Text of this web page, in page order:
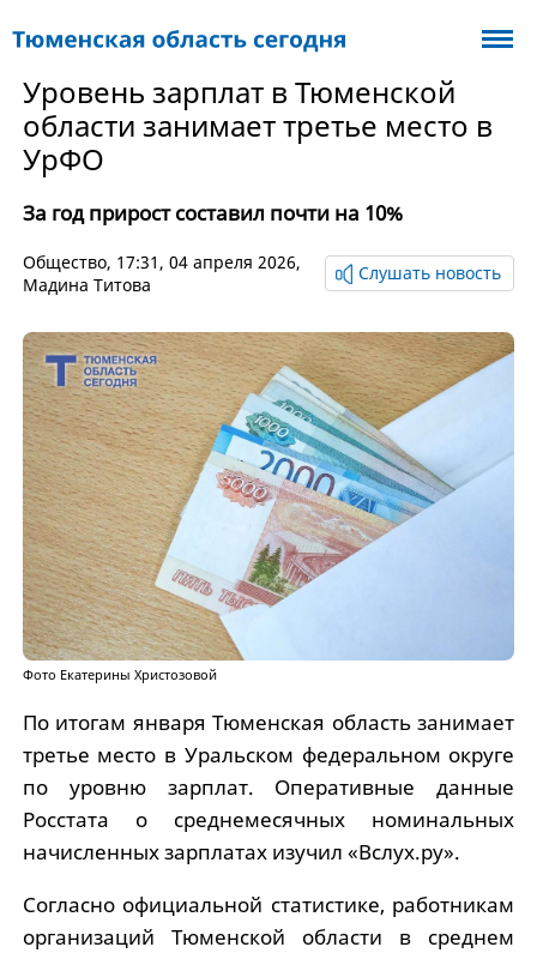
Уровень зарплат в Тюменской
области занимает третье место в
УрФО
За год прирост составил почти на 10%
Общество, 17:31, 04 апреля 2026,
Мадина Титова
Слушать новость
Фото Екатерины Христозовой
По итогам января Тюменская область занимает
третье место в Уральском федеральном округе
по уровню зарплат. Оперативные данные
Росстата о среднемесячных номинальных
начисленных зарплатах изучил «Вслух.ру».
Согласно официальной статистике, работникам
организаций Тюменской области в среднем